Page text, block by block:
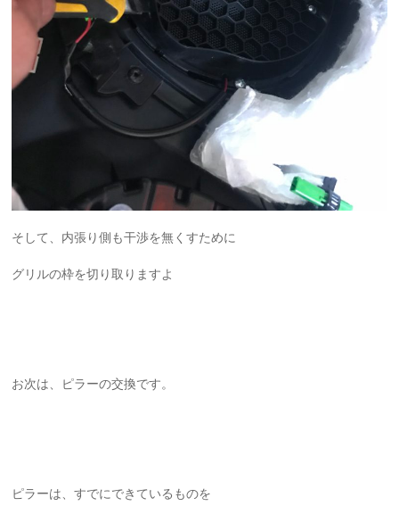
そして、内張り側も干渉を無くすために
グリルの枠を切り取りますよ
お次は、ピラーの交換です。
ピラーは、すでにできているものを